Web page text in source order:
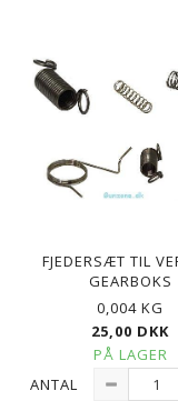
FJEDERSÆT TIL
GEARBOKS
0,004 KG
25,00 DKK
PÅ LAGER
ANTAL